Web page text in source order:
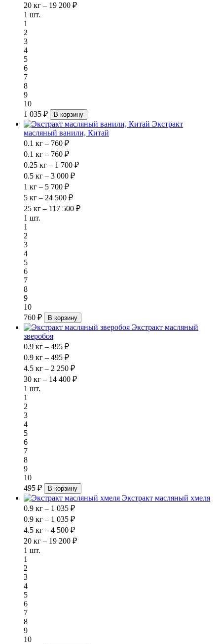
20 кг – 19 200 ₽
1 шт.
1
2
3
4
5
6
7
8
9
10
1 035 ₽
В корзину
Экстракт
масляный ванили, Китай
0.1 кг – 760 ₽
0.1 кг – 760 ₽
0.25 кг – 1 700 ₽
0.5 кг – 3 000 ₽
1 кг – 5 700 ₽
5 кг – 24 500 ₽
25 кг – 117 500 ₽
1 шт.
1
2
3
4
5
6
7
8
9
10
760 ₽
В корзину
Экстракт масляный
зверобоя
0.9 кг – 495 ₽
0.9 кг – 495 ₽
4.5 кг – 2 250 ₽
30 кг – 14 400 ₽
1 шт.
1
2
3
4
5
6
7
8
9
10
495 ₽
В корзину
Экстракт масляный хмеля
0.9 кг – 1 035 ₽
0.9 кг – 1 035 ₽
4.5 кг – 4 500 ₽
20 кг – 19 200 ₽
1 шт.
1
2
3
4
5
6
7
8
9
10